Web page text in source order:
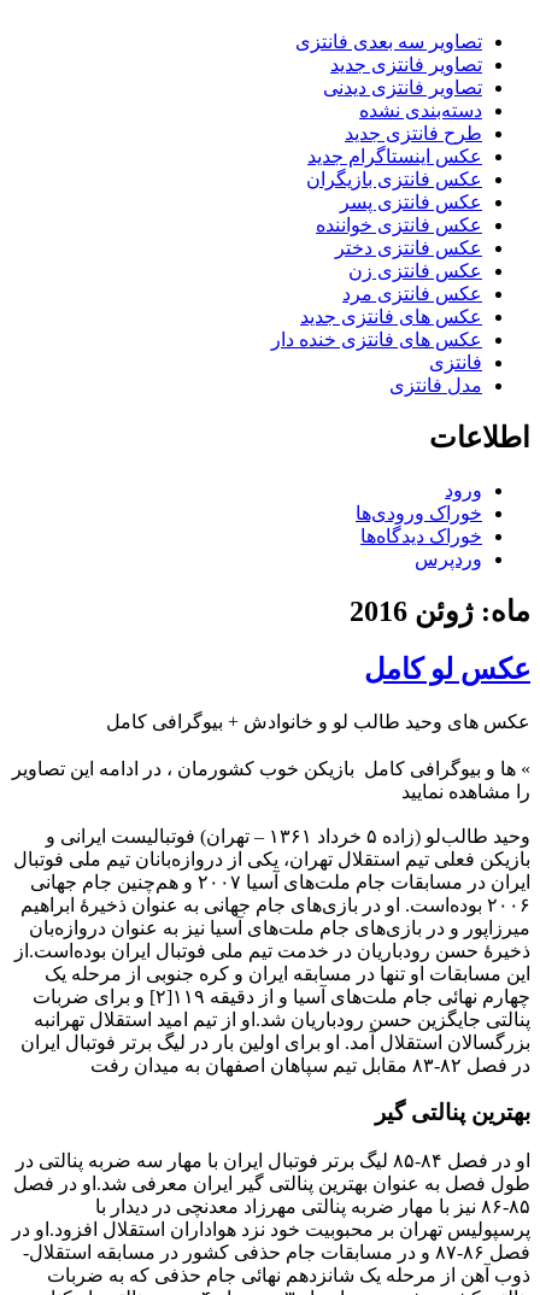
تصاویر سه بعدی فانتزی
تصاویر فانتزی جدید
تصاویر فانتزی دیدنی
دسته‌بندی نشده
طرح فانتزی جدید
عکس اینستاگرام جدید
عکس فانتزی بازیگران
عکس فانتزی پسر
عکس فانتزی خواننده
عکس فانتزی دختر
عکس فانتزی زن
عکس فانتزی مرد
عکس های فانتزی جدید
عکس های فانتزی خنده دار
فانتزی
مدل فانتزی
اطلاعات
ورود
خوراک ورودی‌ها
خوراک دیدگاه‌ها
وردپرس
ماه: ژوئن 2016
عکس لو کامل
عکس های وحید طالب‌ لو و خانوادش + بیوگرافی کامل
» ها و بیوگرافی کامل بازیکن خوب کشورمان ، در ادامه این تصاویر
را مشاهده نمایید
وحید طالب‌لو (زاده ۵ خرداد ۱۳۶۱ – تهران) فوتبالیست ایرانی و
بازیکن فعلی تیم استقلال تهران، یکی از دروازه‌بانان تیم ملی فوتبال
ایران در مسابقات جام ملت‌های آسیا ۲۰۰۷ و هم‌چنین جام جهانی
۲۰۰۶ بوده‌است. او در بازی‌های جام جهانی به عنوان ذخیرهٔ ابراهیم
میرزاپور و در بازی‌های جام ملت‌های آسیا نیز به عنوان دروازه‌بان
ذخیرهٔ حسن رودباریان در خدمت تیم ملی فوتبال ایران بوده‌است.از
این مسابقات او تنها در مسابقه ایران و کره جنوبی از مرحله یک
چهارم نهائی جام ملت‌های آسیا و از دقیقه ۱۱۹[۲] و برای ضربات
پنالتی جایگزین حسن رودباریان شد.او از تیم امید استقلال تهرانبه
بزرگسالان استقلال آمد. او برای اولین بار در لیگ برتر فوتبال ایران
در فصل ۸۲-۸۳ مقابل تیم سپاهان اصفهان به میدان رفت
بهترین پنالتی‌ گیر
او در فصل ۸۴-۸۵ لیگ برتر فوتبال ایران با مهار سه ضربه پنالتی در
طول فصل به عنوان بهترین پنالتی گیر ایران معرفی شد.او در فصل
۸۵-۸۶ نیز با مهار ضربه پنالتی مهرزاد معدنچی در دیدار با
پرسپولیس تهران بر محبوبیت خود نزد هواداران استقلال افزود.او در
فصل ۸۶-۸۷ و در مسابقات جام حذفی کشور در مسابقه استقلال-
ذوب آهن از مرحله یک شانزدهم نهائی جام حذفی که به ضربات